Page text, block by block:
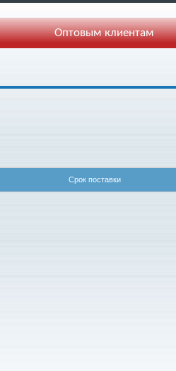
Оптовым клиентам
Срок поставки